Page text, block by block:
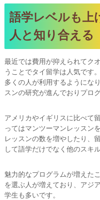
語学レベルも上
人と知り合える
最近では費用が抑えられてク
うことでタイ留学は人気です。
多くの人が利用するようにな
スンの研究が進んでおりプロ
アメリカやイギリスに比べて
ってはマンツーマンレッスン
レッスンの数を増やしたり、
して語学だけでなく他のスキ
魅力的なプログラムが増えた
を選ぶ人が増えており、アジ
学生も多いです。